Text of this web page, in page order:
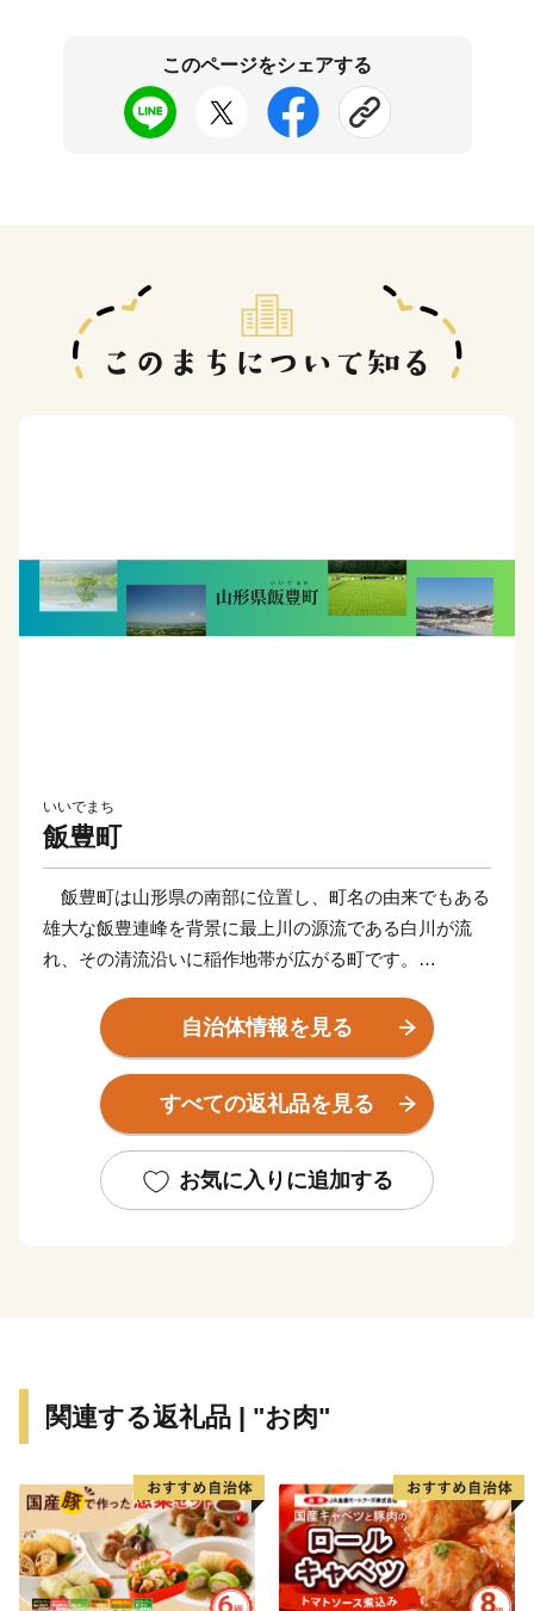
このページをシェアする
いいでまち
飯豊町
飯豊町は山形県の南部に位置し、町名の由来でもある
雄大な飯豊連峰を背景に最上川の源流である白川が流
れ、その清流沿いに稲作地帯が広がる町です。
家イザベラ・バードは「東洋のアルカディア（理想
郷）」と表現し、屋敷林と散居集落が織りなす、農村の
原風景が広がっています。
豊かな自然あふれる環境で育まれた農産品、自然の恵
自治体情報を見る
すべての返礼品を見る
お気に入りに追加する
関連する返礼品 | "お肉"